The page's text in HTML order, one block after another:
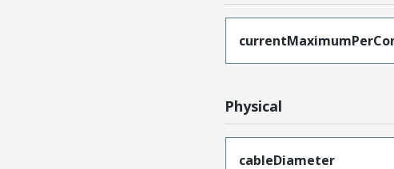
Physical
cableDiameter